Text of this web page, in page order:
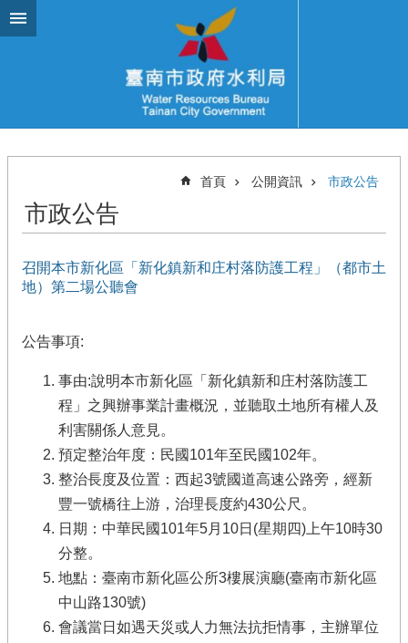
跳到主要內容區塊
首頁 公開資訊 市政公告
市政公告
召開本市新化區「新化鎮新和庄村落防護工程」（都市土
地）第二場公聽會
公告事項:
事由:說明本市新化區「新化鎮新和庄村落防護工
程」之興辦事業計畫概況，並聽取土地所有權人及
利害關係人意見。
預定整治年度：民國101年至民國102年。
整治長度及位置：西起3號國道高速公路旁，經新
豐一號橋往上游，治理長度約430公尺。
日期：中華民國101年5月10日(星期四)上午10時30
分整。
地點：臺南市新化區公所3樓展演廳(臺南市新化區
中山路130號)
會議當日如遇天災或人力無法抗拒情事，主辦單位